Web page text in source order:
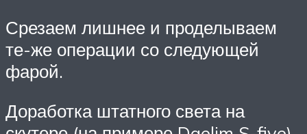
Срезаем лишнее и проделываем
те-же операции со следующей
фарой.
Доработка штатного света на